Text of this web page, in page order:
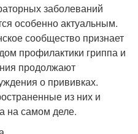
заболеваний
особенно актуальным.
сообщество признает
профилактики гриппа и
продолжают
о прививках.
из них и
на самом деле.